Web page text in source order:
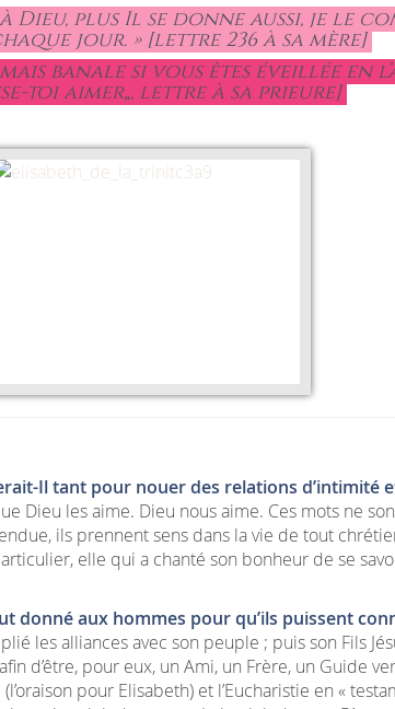
Dieu, plus Il se donne aussi, je le
jour. » [lettre 236 à sa mère]
banale si vous êtes éveillée en
toi aimer„, lettre à sa prieure]
Il tant pour nouer des relations d’intimité
Dieu les aime. Dieu nous aime. Ces mots ne
ils prennent sens dans la vie de tout
elle qui a chanté son bonheur de se
donné aux hommes pour qu’ils puissent
les alliances avec son peuple ; puis son Fils
d’être, pour eux, un Ami, un Frère, un Guide
pour Elisabeth) et l’Eucharistie en «